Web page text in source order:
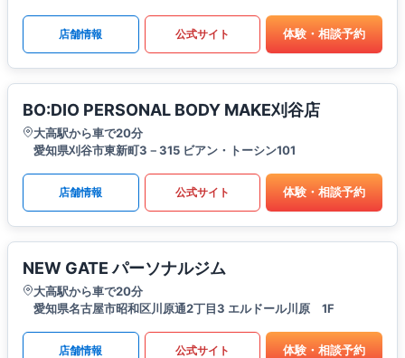
店舗情報 公式サイト 体験・相談予約
BO:DIO PERSONAL BODY MAKE刈谷店
大高駅から車で20分
愛知県刈谷市東新町3－315 ビアン・トーシン101
店舗情報 公式サイト 体験・相談予約
NEW GATE パーソナルジム
大高駅から車で20分
愛知県名古屋市昭和区川原通2丁目3 エルドール川原 1F
店舗情報 公式サイト 体験・相談予約